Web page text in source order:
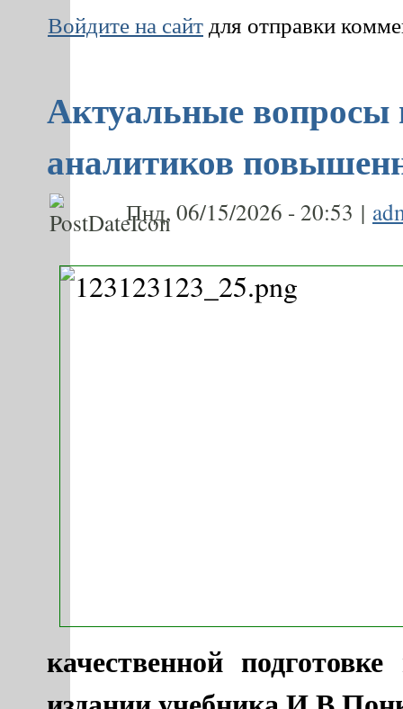
Войдите на сайтдля отправки
Актуальные вопросы
аналитиков
Пнд, 06/15/2026 - 20:53 |
качественной